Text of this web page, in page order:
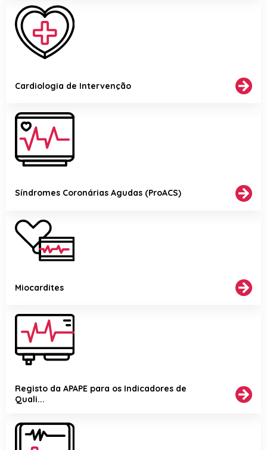
Cardiologia de Intervenção
Síndromes Coronárias Agudas (ProACS)
Miocardites
Registo da APAPE para os Indicadores de
Quali...